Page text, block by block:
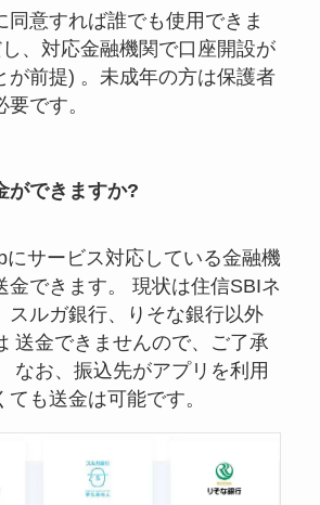
同意すれば誰でも使用できま
、対応金融機関で口座開設が
が前提) 。未成年の方は保護者
です。
ができますか?
にサービス対応している金融機
金できます。 現状は住信SBIネ
スルガ銀行、りそな銀行以外
送金できませんので、ご了承
なお、振込先がアプリを利用
ても送金は可能です。